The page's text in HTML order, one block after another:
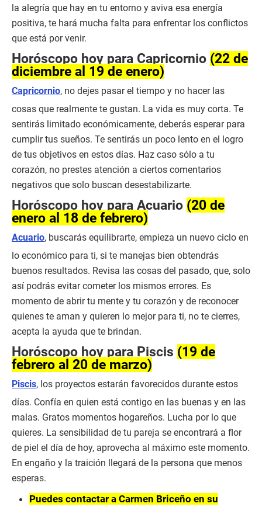
la alegría que hay en tu entorno y aviva esa energía
positiva, te hará mucha falta para enfrentar los conflictos
que está por venir.
Horóscopo hoy para Capricornio (22 de
diciembre al 19 de enero)
Capricornio, no dejes pasar el tiempo y no hacer las
cosas que realmente te gustan. La vida es muy corta. Te
sentirás limitado económicamente, deberás esperar para
cumplir tus sueños. Te sentirás un poco lento en el logro
de tus objetivos en estos días. Haz caso sólo a tu
corazón, no prestes atención a ciertos comentarios
negativos que solo buscan desestabilizarte.
Horóscopo hoy para Acuario (20 de
enero al 18 de febrero)
Acuario, buscarás equilibrarte, empieza un nuevo ciclo en
lo económico para ti, si te manejas bien obtendrás
buenos resultados. Revisa las cosas del pasado, que, solo
así podrás evitar cometer los mismos errores. Es
momento de abrir tu mente y tu corazón y de reconocer
quienes te aman y quieren lo mejor para ti, no te cierres,
acepta la ayuda que te brindan.
Horóscopo hoy para Piscis (19 de
febrero al 20 de marzo)
Piscis, los proyectos estarán favorecidos durante estos
días. Confía en quien está contigo en las buenas y en las
malas. Gratos momentos hogareños. Lucha por lo que
quieres. La sensibilidad de tu pareja se encontrará a flor
de piel el día de hoy, aprovecha al máximo este momento.
En engaño y la traición llegará de la persona que menos
esperas.
Puedes contactar a Carmen Briceño en su